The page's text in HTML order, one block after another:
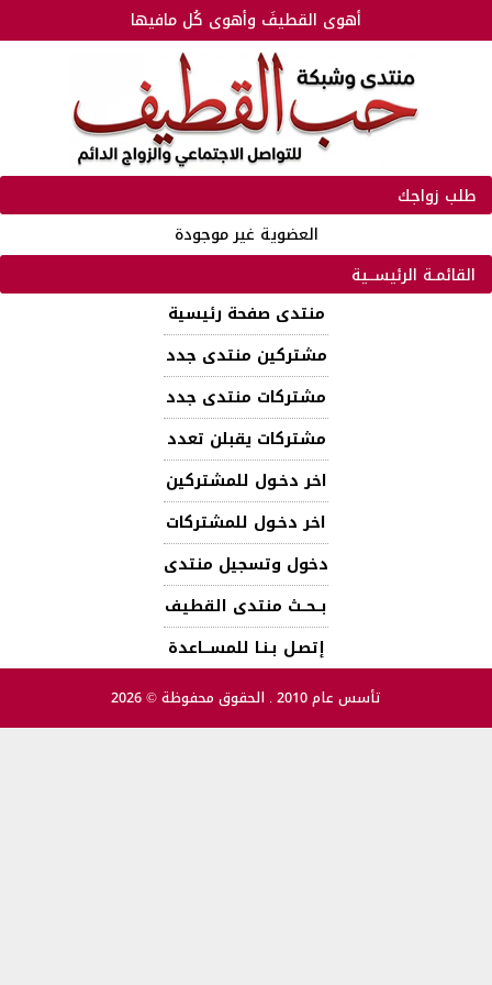
أهوى القطيفَ وأهوى كُل مافيها
طلب زواجك
العضوية غير موجودة
القائمـة الرئيســية
منتدى صفحة رئيسية
مشتركين منتدى جدد
مشتركات منتدى جدد
مشتركات يقبلن تعدد
اخر دخـول للمشتركين
اخر دخـول للمشتركات
دخول وتسجيل منتدى
بــحــث منتدى القطيف
إتصـل بـنـا للمســـاعدة
تأسس عام 2010 . الحقوق محفوظة © 2026